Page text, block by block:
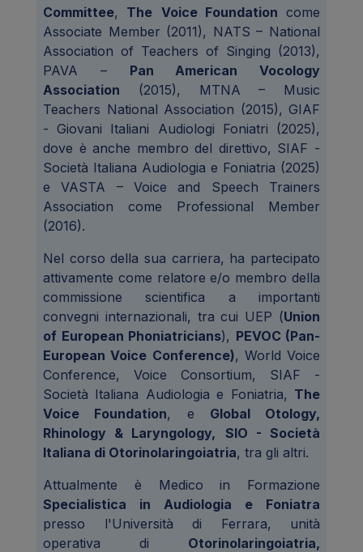
Committee, The Voice Foundation come
Associate Member (2011), NATS – National
Association of Teachers of Singing (2013),
PAVA – Pan American Vocology
Association (2015), MTNA – Music
Teachers National Association (2015), GIAF
- Giovani Italiani Audiologi Foniatri (2025),
dove è anche membro del direttivo, SIAF -
Società Italiana Audiologia e Foniatria (2025)
e VASTA – Voice and Speech Trainers
Association come Professional Member
(2016).
Nel corso della sua carriera, ha partecipato
attivamente come relatore e/o membro della
commissione scientifica a importanti
convegni internazionali, tra cui UEP (Union
of European Phoniatricians), PEVOC (Pan-
European Voice Conference), World Voice
Conference, Voice Consortium, SIAF -
Società Italiana Audiologia e Foniatria, The
Voice Foundation, e Global Otology,
Rhinology & Laryngology,
SIO - Società
Italiana di Otorinolaringoiatria, tra gli altri.
Attualmente è Medico in Formazione
Specialistica in Audiologia e Foniatra
presso l'Università di Ferrara, unità
operativa di Otorinolaringoiatria,